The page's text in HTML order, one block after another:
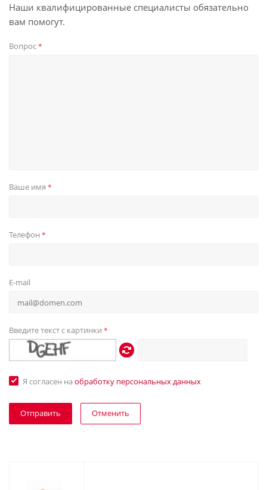
Наши квалифицированные специалисты обязательно
вам помогут.
Вопрос*
Ваше имя *
Телефон *
E-mail
Введите текст с картинки *
Я согласен на обработку персональных данных
Отменить